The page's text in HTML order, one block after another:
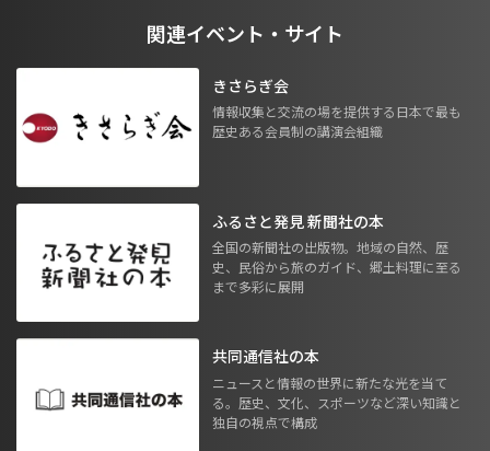
関連イベント・サイト
きさらぎ会
情報収集と交流の場を提供する日本で最も
歴史ある会員制の講演会組織
ふるさと発見 新聞社の本
全国の新聞社の出版物。地域の自然、歴
史、民俗から旅のガイド、郷土料理に至る
まで多彩に展開
共同通信社の本
ニュースと情報の世界に新たな光を当て
る。歴史、文化、スポーツなど深い知識と
独自の視点で構成